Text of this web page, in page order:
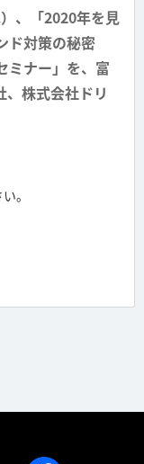
、「2020年を見
ド対策の秘密
ミナー」を、富
株式会社ドリ
。